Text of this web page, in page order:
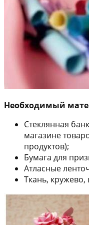
Необходимый
Стеклянная
магазине
продуктов);
Бумага для
Атласные
Ткань, кружево,